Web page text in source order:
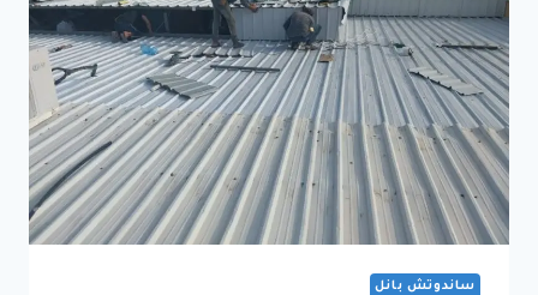
ساندوتش بانل